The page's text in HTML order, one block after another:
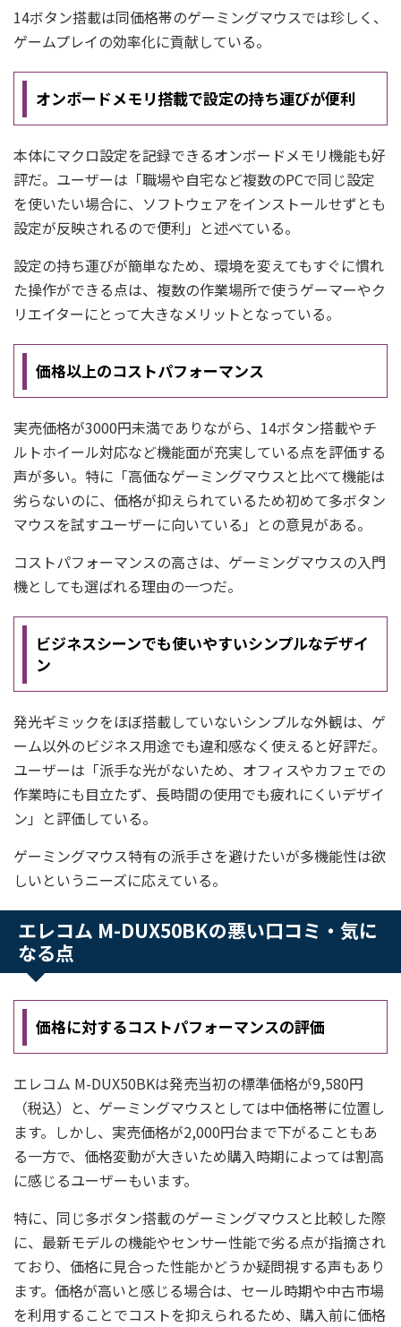
14ボタン搭載は同価格帯のゲーミングマウスでは珍しく、
ゲームプレイの効率化に貢献している。
オンボードメモリ搭載で設定の持ち運びが便利
本体にマクロ設定を記録できるオンボードメモリ機能も好
評だ。ユーザーは「職場や自宅など複数のPCで同じ設定
を使いたい場合に、ソフトウェアをインストールせずとも
設定が反映されるので便利」と述べている。
設定の持ち運びが簡単なため、環境を変えてもすぐに慣れ
た操作ができる点は、複数の作業場所で使うゲーマーやク
リエイターにとって大きなメリットとなっている。
価格以上のコストパフォーマンス
実売価格が3000円未満でありながら、14ボタン搭載やチ
ルトホイール対応など機能面が充実している点を評価する
声が多い。特に「高価なゲーミングマウスと比べて機能は
劣らないのに、価格が抑えられているため初めて多ボタン
マウスを試すユーザーに向いている」との意見がある。
コストパフォーマンスの高さは、ゲーミングマウスの入門
機としても選ばれる理由の一つだ。
ビジネスシーンでも使いやすいシンプルなデザイ
ン
発光ギミックをほぼ搭載していないシンプルな外観は、ゲ
ーム以外のビジネス用途でも違和感なく使えると好評だ。
ユーザーは「派手な光がないため、オフィスやカフェでの
作業時にも目立たず、長時間の使用でも疲れにくいデザイ
ン」と評価している。
ゲーミングマウス特有の派手さを避けたいが多機能性は欲
しいというニーズに応えている。
エレコム M-DUX50BKの悪い口コミ・気に
なる点
価格に対するコストパフォーマンスの評価
エレコム M-DUX50BKは発売当初の標準価格が9,580円
（税込）と、ゲーミングマウスとしては中価格帯に位置し
ます。しかし、実売価格が2,000円台まで下がることもあ
る一方で、価格変動が大きいため購入時期によっては割高
に感じるユーザーもいます。
特に、同じ多ボタン搭載のゲーミングマウスと比較した際
に、最新モデルの機能やセンサー性能で劣る点が指摘され
ており、価格に見合った性能かどうか疑問視する声もあり
ます。価格が高いと感じる場合は、セール時期や中古市場
を利用することでコストを抑えられるため、購入前に価格